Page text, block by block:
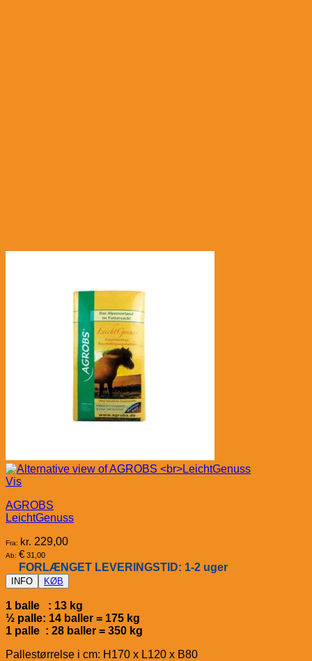
Vis
AGROBS
LeichtGenuss
Fra: kr. 229,00
Ab: € 31,00
FORLÆNGET LEVERINGSTID: 1-2 uger
INFO KØB
1 balle : 13 kg
½ palle: 14 baller = 175 kg
1 palle : 28 baller = 350 kg
Pallestørrelse i cm: H170 x L120 x B80